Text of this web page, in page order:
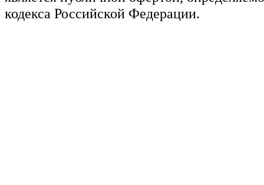
кодекса Российской Федерации.